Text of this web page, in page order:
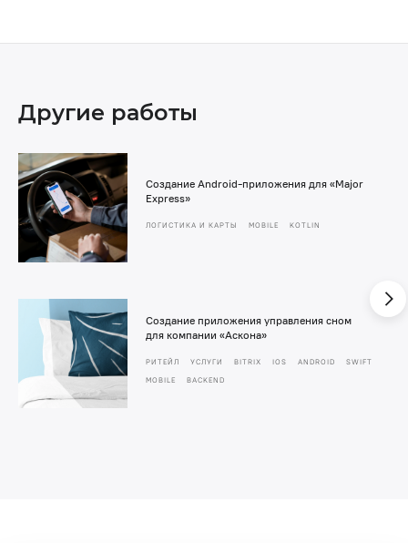
Другие работы
Создание Android-приложения для «Major
Express»
ЛОГИСТИКА И КАРТЫ MOBILE KOTLIN
Создание приложения управления сном
для компании «Аскона»
РИТЕЙЛ УСЛУГИ BITRIX IOS ANDROID
SWIFT
MOBILE
BACKEND